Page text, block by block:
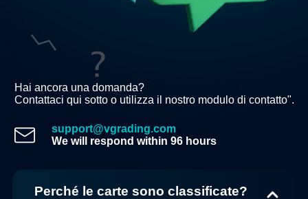
Hai ancora una domanda?
Contattaci qui sotto o utilizza il nostro modulo di contatto".
support@vgrading.com
We will respond within 96 hours
Perché le carte sono classificate?